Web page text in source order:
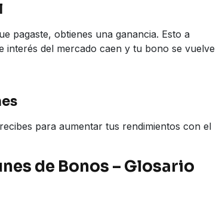
pagaste, obtienes una ganancia. Esto a
interés del mercado caen y tu bono se vuelve
para aumentar tus rendimientos con el
de Bonos – Glosario